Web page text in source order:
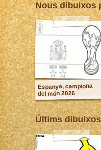
Nous dibuixos
Espanya, campiona
del món 2026
Últims